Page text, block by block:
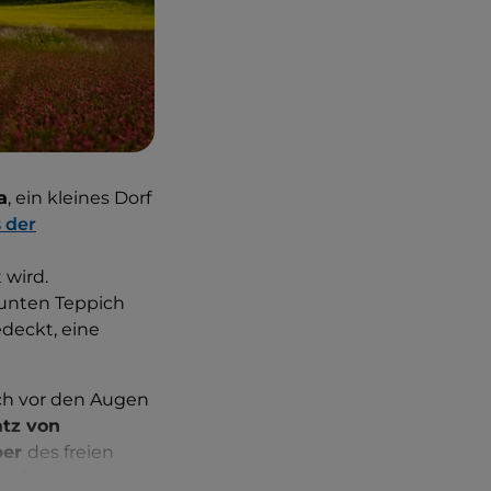
, ein kleines Dorf
der
wird.
Teppich
eine
vor den Augen
von
des freien